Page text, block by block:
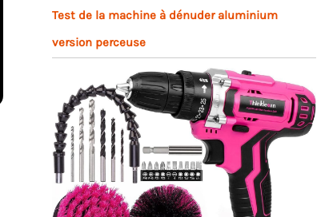
Test de la machine à dénuder aluminium
version perceuse